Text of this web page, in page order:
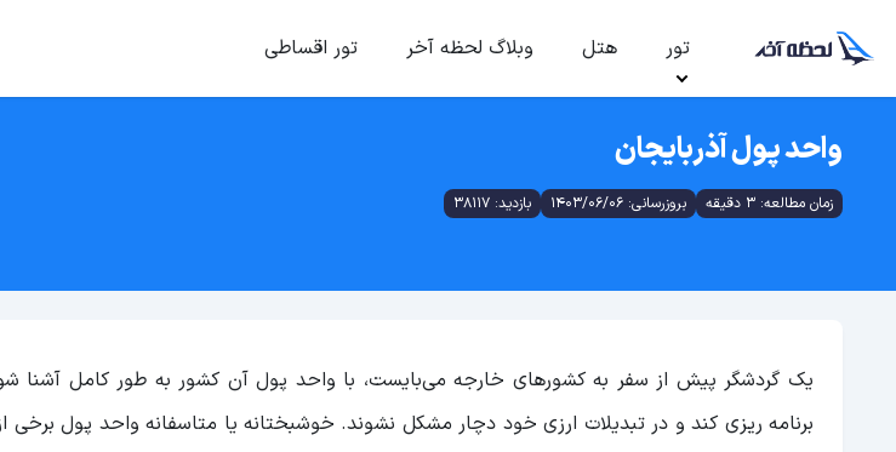
تور هتل وبلاگ لحظه آخر تور اقساطی
واحد پول آذربایجان
زمان مطالعه: 3 دقیقه بروزرسانی: 1403/06/06 بازدید: 38117
یک گردشگر پیش از سفر به کشور‌های خارجه می‌بایست، با واحد پول آن کشور به طور کامل آشنا
برنامه ریزی کند و در تبدیلات ارزی خود دچار مشکل نشوند. خوشبختانه یا متاسفانه واحد پول